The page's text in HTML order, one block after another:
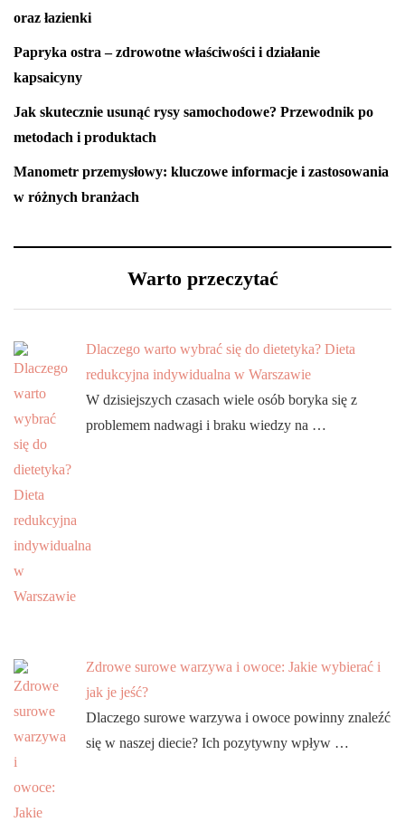
oraz łazienki
Papryka ostra – zdrowotne właściwości i działanie
kapsaicyny
Jak skutecznie usunąć rysy samochodowe? Przewodnik po
metodach i produktach
Manometr przemysłowy: kluczowe informacje i zastosowania
w różnych branżach
Warto przeczytać
Dlaczego warto wybrać się do dietetyka? Dieta
redukcyjna indywidualna w Warszawie
W dzisiejszych czasach wiele osób boryka się z
problemem nadwagi i braku wiedzy na …
Zdrowe surowe warzywa i owoce: Jakie wybierać i
jak je jeść?
Dlaczego surowe warzywa i owoce powinny znaleźć
się w naszej diecie? Ich pozytywny wpływ …